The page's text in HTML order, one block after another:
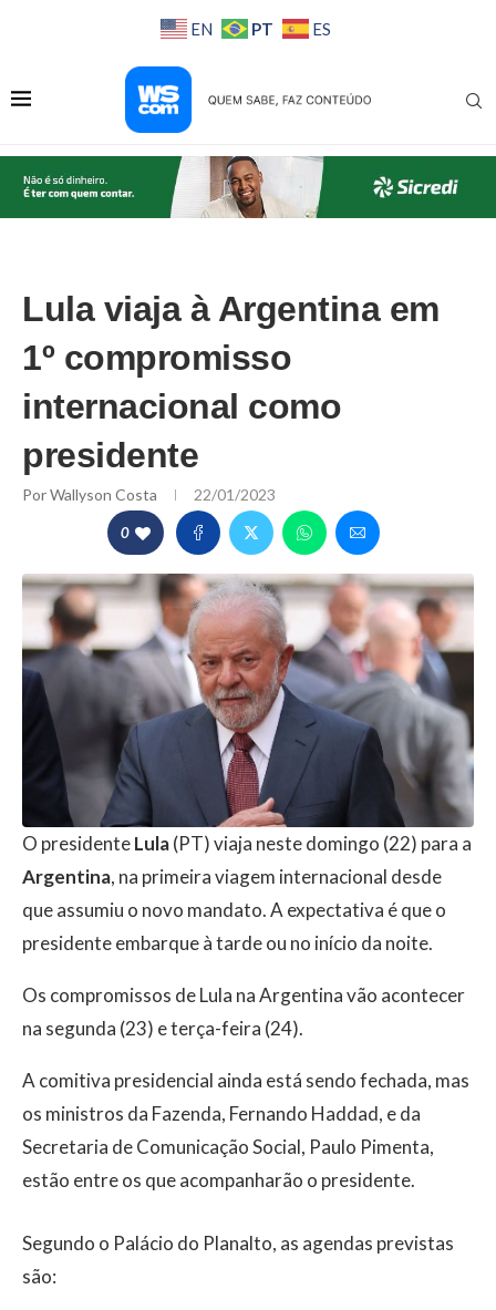
EN PT ES
Lula viaja à Argentina em
1º compromisso
internacional como
presidente
PorWallyson Costa 22/01/2023
0
O presidenteLula(PT) viaja neste domingo (22) para a
Argentina, na primeira viagem internacional desde
que assumiu o novo mandato. A expectativa é que o
presidente embarque à tarde ou no início da noite.
Os compromissos de Lula na Argentina vão acontecer
na segunda (23) e terça-feira (24).
A comitiva presidencial ainda está sendo fechada, mas
os ministros da Fazenda, Fernando Haddad, e da
Secretaria de Comunicação Social, Paulo Pimenta,
estão entre os que acompanharão o presidente.
Segundo o Palácio do Planalto, as agendas previstas
são: